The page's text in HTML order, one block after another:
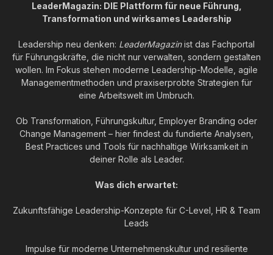
LeaderMagazin: DIE Plattform für neue Führung,
Transformation und wirksames Leadership
Leadership neu denken: LeaderMagazinist das Fachportal
für Führungskräfte, die nicht nur verwalten, sondern gestalten
wollen. Im Fokus stehen moderne Leadership-Modelle, agile
Managementmethoden und praxiserprobte Strategien für
eine Arbeitswelt im Umbruch.
Ob Transformation, Führungskultur, Employer Branding oder
Change Management – hier findest du fundierte Analysen,
Best Practices und Tools für nachhaltige Wirksamkeit in
deiner Rolle als Leader.
Was dich erwartet:
Zukunftsfähige Leadership-Konzepte für C-Level, HR & Team
Leads
Impulse für moderne Unternehmenskultur und resiliente